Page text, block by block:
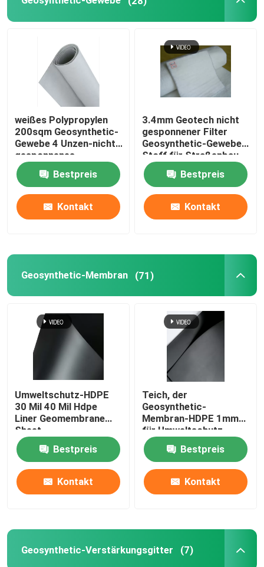
Fabrik-Ausflug
Qualitätskontrolle
Fordern Sie ein Zitat
Geosynthetic-Gewebe
Geosynthetic-Membran
Geosynthetic-Verstärkungsgitter
HDPE Geocell
Geofabric-Sandsäcke
Faden-nichtgewebte Geotextilien
HDPE einachsiges Geogrid
HDPE maserte Geomembrane
Plastikentwässerungs-Brett
Zusammengesetztes Geomembrane
weißes Polypropylen
200sqm Geosynthetic-
Gewebe 4 Unzen-nicht
gesponnenes
Geotextilien-Gewebe
Bestpreis
Kontakt
3.4mm Geotech nicht
gesponnener Filter
Geosynthetic-Gewebe-
Stoff für Straßenbau
Bestpreis
Kontakt
Geosynthetic-Membran (71)
Umweltschutz-HDPE
30 Mil 40 Mil Hdpe
Liner Geomembrane
Sheet
Bestpreis
Kontakt
Teich, der
Geosynthetic-
Membran-HDPE 1mm
für Umweltschutz
imprägniert
Bestpreis
Kontakt
Geosynthetic-Verstärkungsgitter (7)